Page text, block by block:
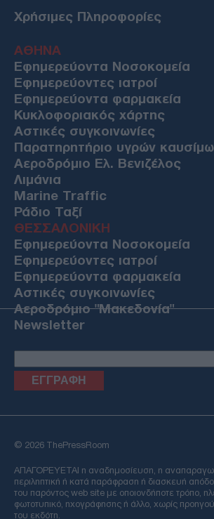
Χρήσιμες Πληροφορίες
ΑΘΗΝΑ
Εφημερεύοντα Νοσοκομεία
Εφημερεύοντες ιατροί
Εφημερεύοντα φαρμακεία
Κυκλοφοριακός χάρτης
Αστικές συγκοινωνίες
Παρατηρητήριο υγρών
Αεροδρόμιο Ελ. Βενιζέλος
Λιμάνια
Marine Traffic
Ράδιο Ταξί
ΘΕΣΣΑΛΟΝΙΚΗ
Εφημερεύοντα Νοσοκομεία
Εφημερεύοντες ιατροί
Εφημερεύοντα φαρμακεία
Αστικές συγκοινωνίες
Αεροδρόμιο "Μακεδονία"
Newsletter
Email
© 2026 ThePressRoom
ΑΠΑΓΟΡΕΥΕΤΑΙ η αναδημοσίευση, η
περιληπτική ή κατά παράφραση ή διασκευή
του παρόντος web site με οποιονδήποτε τρόπο,
φωτοτυπικό, ηχογράφησης ή άλλο, χωρίς
του εκδότη.